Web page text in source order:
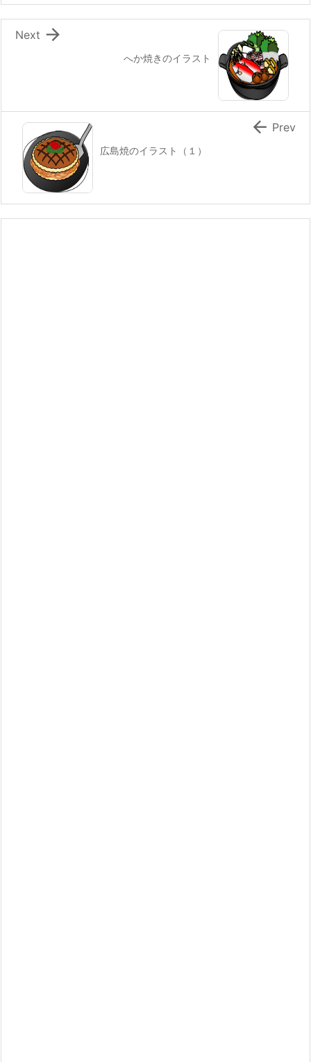
へか焼きのイラスト

Next
広島焼のイラスト（１）
 Prev